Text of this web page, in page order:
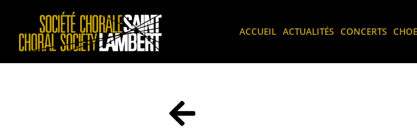
ACCUEIL ACTUALITÉS CONCERTS